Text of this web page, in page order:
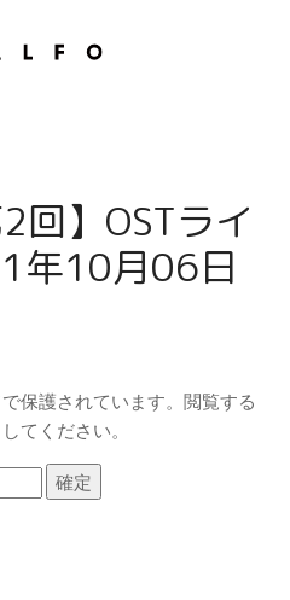
回】OSTライ
年10月06日
保護されています。閲覧する
てください。